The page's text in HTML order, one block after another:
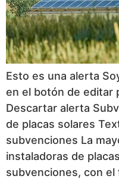
Esto es una alerta
en el botón de editar
Descartar alerta
de placas solares
subvenciones La
instaladoras de
subvenciones, con